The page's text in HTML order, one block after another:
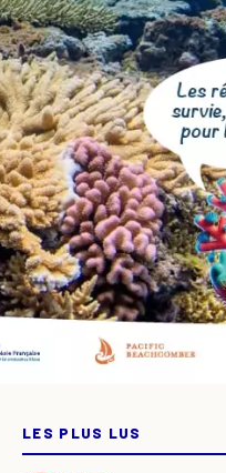
LES PLUS LUS